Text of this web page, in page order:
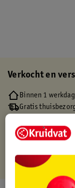
Verkocht en
Binnen 1
Gratis
Gratis punten